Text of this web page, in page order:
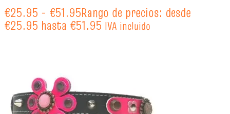
€25.95 - €51.95Rango de precios: desde
€25.95 hasta €51.95 IVA incluido